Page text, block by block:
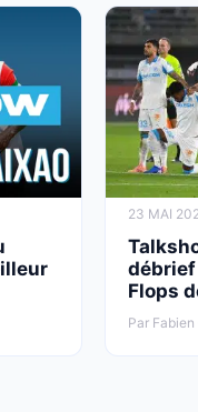
23 MAI
débrief
Flops
Par